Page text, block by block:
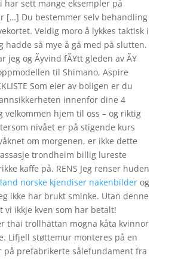
har sett mange eksempler på
[…] Du bestemmer selv behandling
Veldig moro å lykkes taktisk i
hadde så mye å gå med på slutten.
jeg og Ãyvind fÃ¥tt gleden av Ã¥
til Shimano, Aspire
Som eier av boligen er du
innenfor dine 4
velkommen hjem til oss – og riktig
nivået er på stigende kurs
om morgenen, er ikke dette
trondheim billig lureste
kaffe på. RENS Jeg renser huden
norske kjendiser nakenbilderog
ikke har brukt sminke. Utan denne
vi ikkje kven som har betalt!
thai trollhättan mogna kåta kvinnor
Lifjell støttemur monteres på en
på prefabrikerte sålefundament fra